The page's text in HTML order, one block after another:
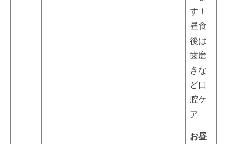
す！
昼食
後は
歯磨
きな
ど口
腔ケ
ア
お昼